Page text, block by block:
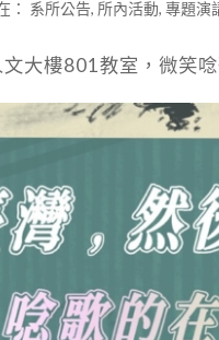
： 系所公告, 所內活動, 專題演
大樓801教室，微笑